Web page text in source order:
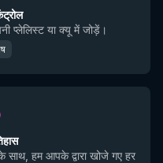
प्लेलिस्ट या क्यू में जोड़ें।
साथ, हम आपके द्वारा खोजे गए हर